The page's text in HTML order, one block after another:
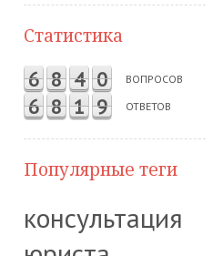
Статистика
6 8 4 0 ВОПРОСОВ
6 8 1 9 ОТВЕТОВ
Популярные теги
консультация